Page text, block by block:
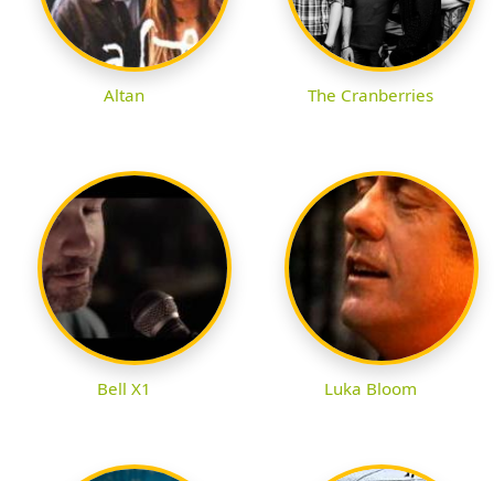
Altan The Cranberries
Bell X1 Luka Bloom